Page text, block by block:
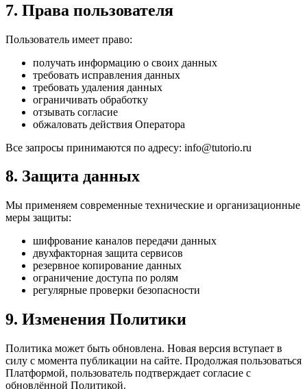
7. Права пользователя
Пользователь имеет право:
получать информацию о своих данных
требовать исправления данных
требовать удаления данных
ограничивать обработку
отзывать согласие
обжаловать действия Оператора
Все запросы принимаются по адресу: info@tutorio.ru
8. Защита данных
Мы применяем современные технические и организационные
меры защиты:
шифрование каналов передачи данных
двухфакторная защита сервисов
резервное копирование данных
ограничение доступа по ролям
регулярные проверки безопасности
9. Изменения Политики
Политика может быть обновлена. Новая версия вступает в
силу с момента публикации на сайте. Продолжая пользоваться
Платформой, пользователь подтверждает согласие с
обновлённой Политикой.